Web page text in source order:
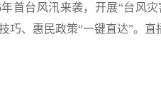
首台风汛来袭， 开展“台风
巧、惠民政策“一键直达”。